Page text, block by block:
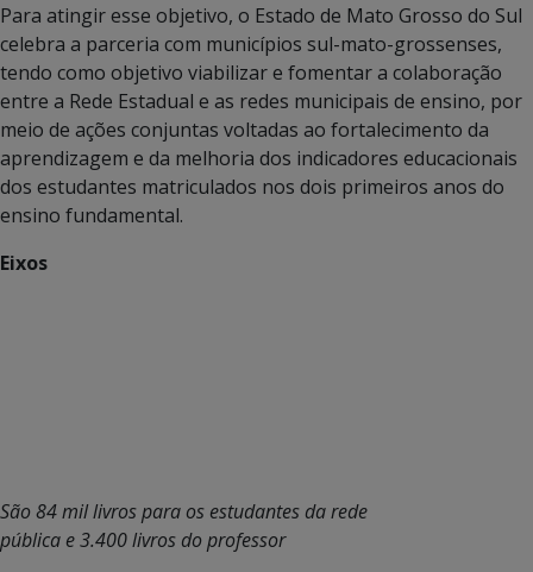
Para atingir esse objetivo, o Estado de Mato Grosso do Sul
celebra a parceria com municípios sul-mato-grossenses,
tendo como objetivo viabilizar e fomentar a colaboração
entre a Rede Estadual e as redes municipais de ensino, por
meio de ações conjuntas voltadas ao fortalecimento da
aprendizagem e da melhoria dos indicadores educacionais
dos estudantes matriculados nos dois primeiros anos do
ensino fundamental.
Eixos
São 84 mil livros para os estudantes da rede
pública e 3.400 livros do professor